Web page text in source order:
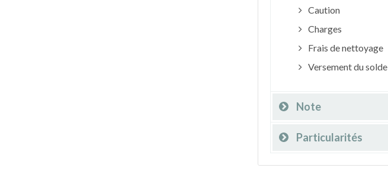
Caution
Charges
Frais de nettoyage
Versement du solde
Note
Particularités